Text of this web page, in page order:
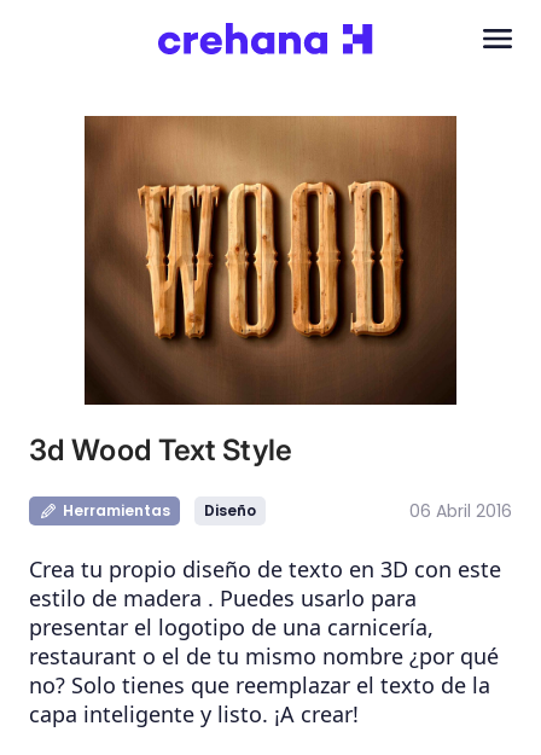
3d Wood Text Style
Herramientas Diseño 06 Abril 2016
Crea tu propio diseño de texto en 3D con este
estilo de madera . Puedes usarlo para
presentar el logotipo de una carnicería,
restaurant o el de tu mismo nombre ¿por qué
no? Solo tienes que reemplazar el texto de la
capa inteligente y listo. ¡A crear!